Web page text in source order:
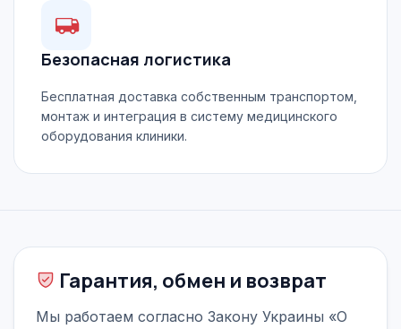
Безопасная логистика
Бесплатная доставка собственным транспортом,
монтаж и интеграция в систему медицинского
оборудования клиники.
Гарантия, обмен и возврат
Мы работаем согласно Закону Украины «О